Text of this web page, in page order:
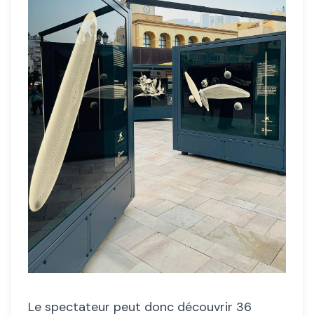
Le spectateur peut donc découvrir 36